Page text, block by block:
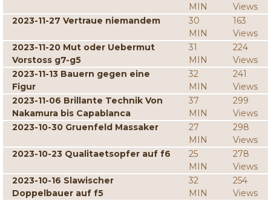
MIN
Views
2023-11-27 Vertraue niemandem
30
MIN
163
Views
2023-11-20 Mut oder Uebermut
Vorstoss g7-g5
31
MIN
224
Views
2023-11-13 Bauern gegen eine
Figur
32
MIN
241
Views
2023-11-06 Brillante Technik Von
Nakamura bis Capablanca
37
MIN
299
Views
2023-10-30 Gruenfeld Massaker
27
MIN
298
Views
2023-10-23 Qualitaetsopfer auf f6
25
MIN
278
Views
2023-10-16 Slawischer
Doppelbauer auf f5
32
MIN
254
Views